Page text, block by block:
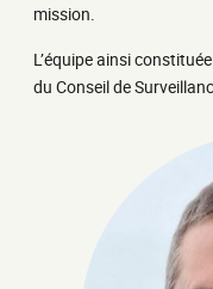
mission.
L’équipe ainsi
du Conseil de